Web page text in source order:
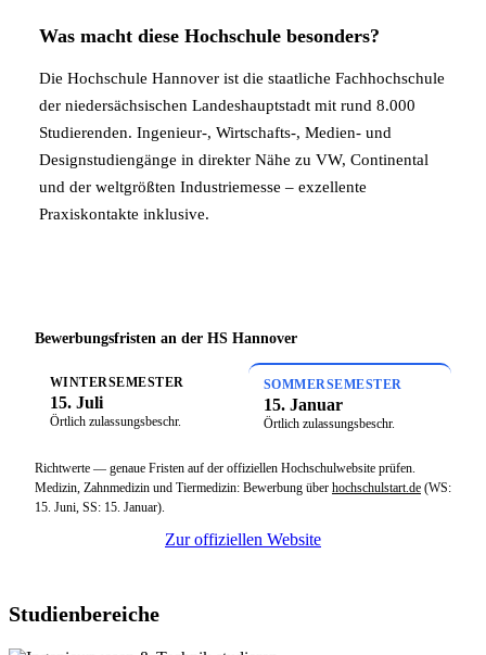
Was macht diese Hochschule besonders?
Die Hochschule Hannover ist die staatliche Fachhochschule
der niedersächsischen Landeshauptstadt mit rund 8.000
Studierenden. Ingenieur-, Wirtschafts-, Medien- und
Designstudiengänge in direkter Nähe zu VW, Continental
und der weltgrößten Industriemesse – exzellente
Praxiskontakte inklusive.
Bewerbungsfristen an der HS Hannover
WINTERSEMESTER
15. Juli
Örtlich zulassungsbeschr.
SOMMERSEMESTER
15. Januar
Örtlich zulassungsbeschr.
Richtwerte — genaue Fristen auf der offiziellen Hochschulwebsite prüfen.
Medizin, Zahnmedizin und Tiermedizin: Bewerbung über hochschulstart.de (WS:
15. Juni, SS: 15. Januar).
Zur offiziellen Website
Studienbereiche